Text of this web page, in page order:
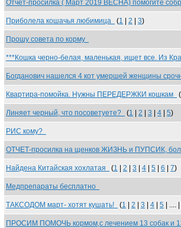
Отчет-просилка ( Март 2019 ВЕСНА) помогите
Приболела кошачья любимица (1 2 3)
Прошу совета по корму
***Кошка черно-белая, маленькая, ищет все. Из
Богданович нашелся 4 кот умершей женщины
Квартира-помойка. Нужны ПЕРЕДЕРЖКИ кошкам (
Линяет черный, что посоветуете? (1 2 3 4 5)
РИС кому?
ОТЧЕТ-просилка на щенков ЖИЗНЬ и ПУПСИК,
Найдена Китайская хохлатая (1 2 3 4 5 6 7)
Медпрепараты бесплатно
ТАКСОДОМ март- хотят кушать! (1 2 3 4 5 | .... |
ПРОСИМ ПОМОЧЬ кормом,с лечением 13 собак и